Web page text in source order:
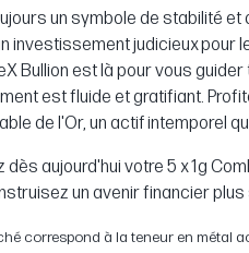
un symbole de stabilité et
investissement judicieux
Bullion est là pour vous
est fluide et gratifiant.
de l'Or, un actif intemporel
dès aujourd'hui votre 5 x 1g
un avenir financier plus
correspond à la teneur en métal